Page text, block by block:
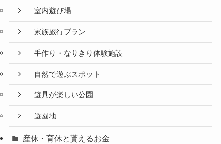
室内遊び場
家族旅行プラン
手作り・なりきり体験施設
自然で遊ぶスポット
遊具が楽しい公園
遊園地
産休・育休と貰えるお金